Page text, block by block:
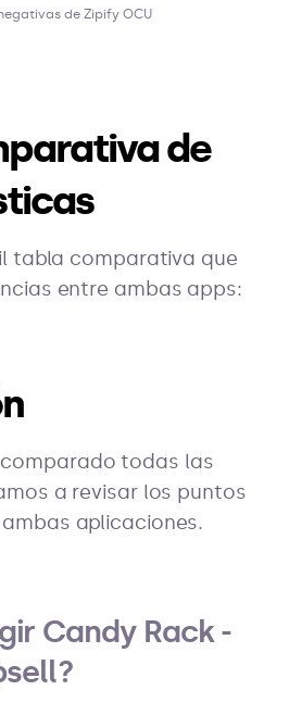
de Zipify OCU
de
tabla comparativa que
entre ambas apps:
todas las
a revisar los puntos
aplicaciones.
Candy Rack -